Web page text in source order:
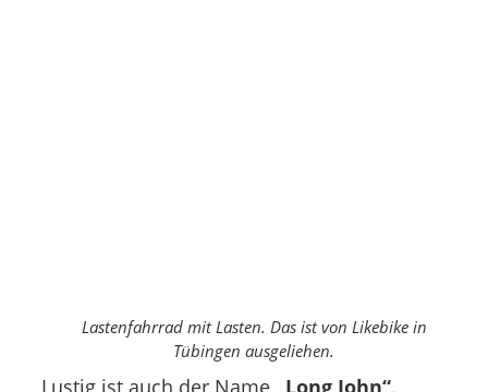
Lastenfahrrad mit Lasten. Das ist von Likebike in
Tübingen ausgeliehen.
Lustig ist auch der Name „Long John“.